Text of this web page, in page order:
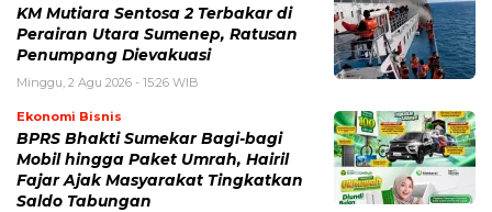
KM Mutiara Sentosa 2 Terbakar di
Perairan Utara Sumenep, Ratusan
Penumpang Dievakuasi
Minggu, 2 Agu 2026 - 15:26 WIB
Ekonomi Bisnis
BPRS Bhakti Sumekar Bagi-bagi
Mobil hingga Paket Umrah, Hairil
Fajar Ajak Masyarakat Tingkatkan
Saldo Tabungan